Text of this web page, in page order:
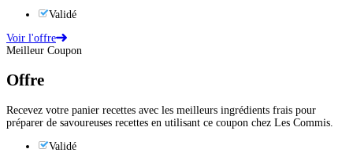
Validé
Voir l'offre
Meilleur Coupon
Offre
Recevez votre panier recettes avec les meilleurs ingrédients frais pour
préparer de savoureuses recettes en utilisant ce coupon chez Les Commis.
Validé